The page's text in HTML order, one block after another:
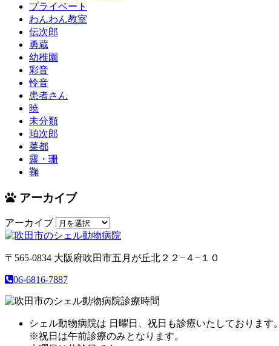
プライベート
わんわん教室
伝次郎
勇蔵
幼稚園
彩音
怜音
患者さん
暁
未分類
珀次郎
菜都
露・珊
鞠
アーカイブ
アーカイブ
〒565-0834 大阪府吹田市五月が丘北２２−４−１０
06-6816-7887
シェル動物病院は 日曜日、祝日も診療いたしております。
※祝日は午前診療のみとなります。